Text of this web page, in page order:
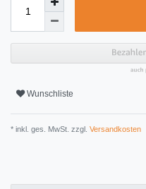
Wunschliste
* inkl. ges. MwSt. zzgl. Versandkosten